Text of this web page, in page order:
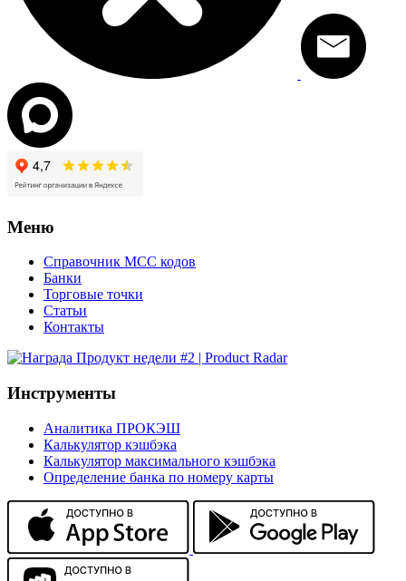
Меню
Справочник MCC кодов
Банки
Торговые точки
Статьи
Контакты
Инструменты
Аналитика ПРОКЭШ
Калькулятор кэшбэка
Калькулятор максимального кэшбэка
Определение банка по номеру карты